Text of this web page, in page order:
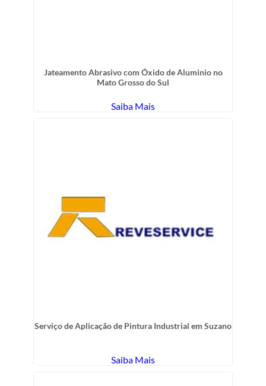
Jateamento Abrasivo com Óxido de Aluminio no
Mato Grosso do Sul
Saiba Mais
Serviço de Aplicação de Pintura Industrial em Suzano
Saiba Mais